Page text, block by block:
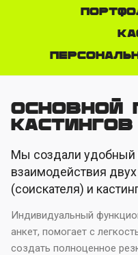
Основной
кастингов
Мы создали удобный
взаимодействия
(соискателя) и
Индивидуальный
анкет, помогает с
создать полноценное